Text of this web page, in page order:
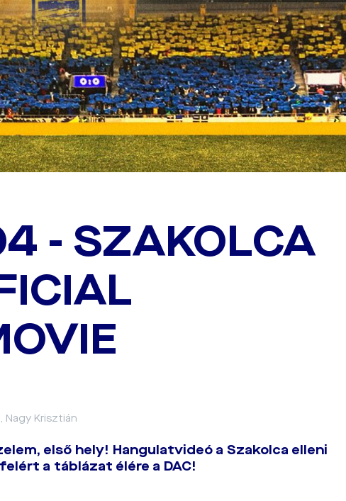
- SZAKOLCA
, Nagy Krisztián
első hely! Hangulatvideó a Szakolca elleni
a táblázat élére a DAC!